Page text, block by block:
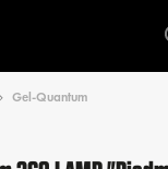
Gel-Quantum